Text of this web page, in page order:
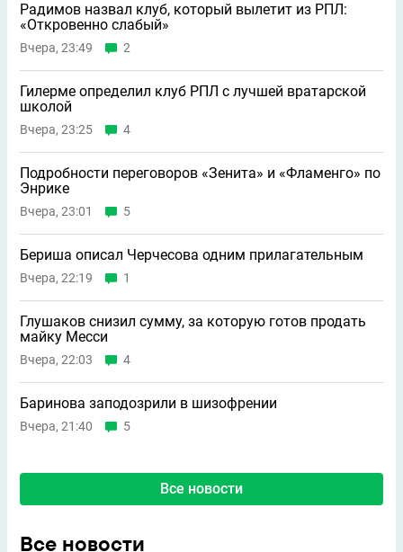
Радимов назвал клуб, который вылетит из РПЛ:
«Откровенно слабый»
Вчера, 23:49 2
Гилерме определил клуб РПЛ с лучшей вратарской
школой
Вчера, 23:25 4
Подробности переговоров «Зенита» и «Фламенго» по
Энрике
Вчера, 23:01 5
Бериша описал Черчесова одним прилагательным
Вчера, 22:19 1
Глушаков снизил сумму, за которую готов продать
майку Месси
Вчера, 22:03 4
Баринова заподозрили в шизофрении
Вчера, 21:40 5
Все новости
Все новости